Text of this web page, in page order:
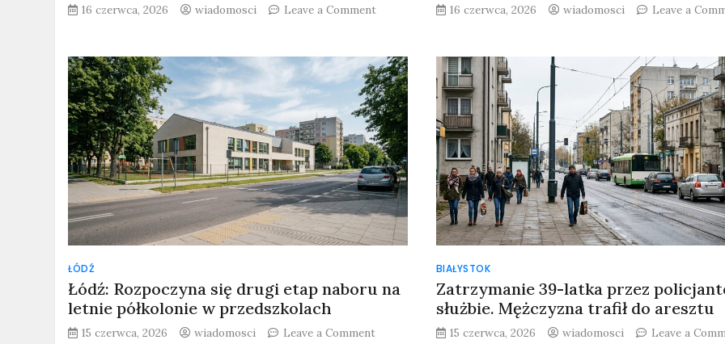
16 czerwca, 2026 wiadomosci Leave a Commenton
organizacji
ruchu
w
Bielsku-
Białej
w
dniu
koncertu
„Lato
z
Radiem
16 czerwca, 2026 wiadomosci Leave a
ŁÓDŹ
Łódź: Rozpoczyna się drugi etap naboru na
letnie półkolonie w przedszkolach
15 czerwca, 2026 wiadomosci Leave a Commenton
BIAŁYSTOK
Zatrzymanie 39-latka przez
służbie. Mężczyzna trafił do aresztu
15 czerwca, 2026 wiadomosci Leave a